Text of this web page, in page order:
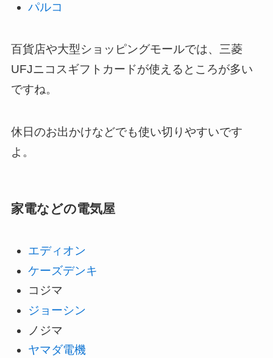
パルコ
百貨店や大型ショッピングモールでは、三菱
UFJニコスギフトカードが使えるところが多い
ですね。
休日のお出かけなどでも使い切りやすいです
よ。
家電などの電気屋
エディオン
ケーズデンキ
コジマ
ジョーシン
ノジマ
ヤマダ電機